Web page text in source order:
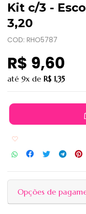
Kit c/3 -
3,20
COD: RHO5787
R$ 9,60
até 9x de R$ 1,35
Opções de